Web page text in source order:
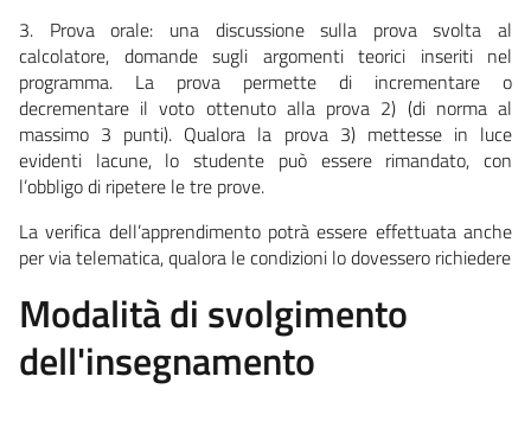
3. Prova orale: una discussione sulla prova svolta al
calcolatore, domande sugli argomenti teorici inseriti nel
programma. La prova permette di incrementare o
decrementare il voto ottenuto alla prova 2) (di norma al
massimo 3 punti). Qualora la prova 3) mettesse in luce
evidenti lacune, lo studente può essere rimandato, con
l’obbligo di ripetere le tre prove.
La verifica dell’apprendimento potrà essere effettuata anche
per via telematica, qualora le condizioni lo dovessero richiedere
Modalità di svolgimento
dell'insegnamento